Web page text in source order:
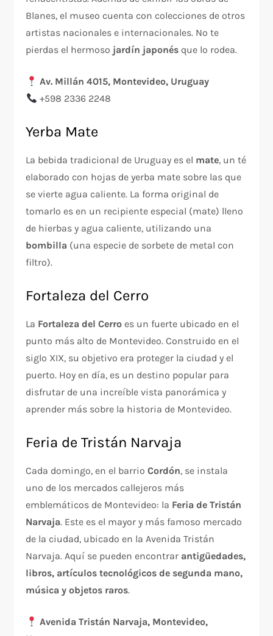
Blanes, el museo cuenta con colecciones de otros
artistas nacionales e internacionales. No te
pierdas el hermoso jardín japonés que lo rodea.
Av. Millán 4015, Montevideo, Uruguay
+598 2336 2248
Yerba Mate
La bebida tradicional de Uruguay es el mate, un té
elaborado con hojas de yerba mate sobre las que
se vierte agua caliente. La forma original de
tomarlo es en un recipiente especial (mate) lleno
de hierbas y agua caliente, utilizando una
bombilla (una especie de sorbete de metal con
filtro).
Fortaleza del Cerro
La Fortaleza del Cerro es un fuerte ubicado en el
punto más alto de Montevideo. Construido en el
siglo XIX, su objetivo era proteger la ciudad y el
puerto. Hoy en día, es un destino popular para
disfrutar de una increíble vista panorámica y
aprender más sobre la historia de Montevideo.
Feria de Tristán Narvaja
Cada domingo, en el barrioCordón, se instala
uno de los mercados callejeros más
emblemáticos de Montevideo: la Feria de Tristán
Narvaja. Este es el mayor y más famoso mercado
de la ciudad, ubicado en la Avenida Tristán
Narvaja. Aquí se pueden encontrar antigüedades,
libros, artículos tecnológicos de segunda mano,
música y objetos raros.
Avenida Tristán Narvaja, Montevideo,